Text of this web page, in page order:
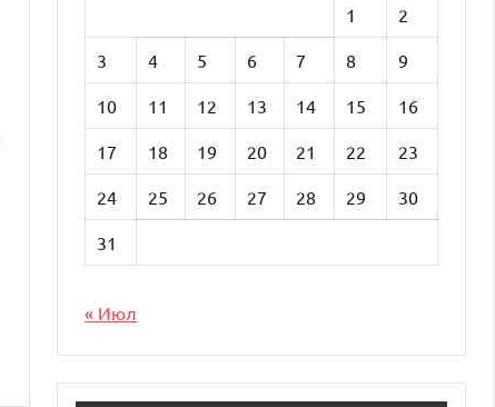
1 2
3 4 5 6 7 8 9
10 11 12 13 14 15 16
17 18 19 20 21 22 23
24 25 26 27 28 29 30
31
« Июл